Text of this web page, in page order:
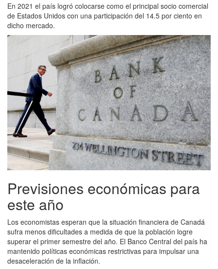
En 2021 el país logró colocarse como el principal socio comercial
de Estados Unidos con una participación del 14.5 por ciento en
dicho mercado.
Previsiones económicas para
este año
Los economistas esperan que la situación financiera de Canadá
sufra menos dificultades a medida de que la población logre
superar el primer semestre del año. El Banco Central del país ha
mantenido políticas económicas restrictivas para impulsar una
desaceleración de la inflación.